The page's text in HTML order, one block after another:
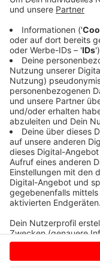
Dass heisst, dass
verstärkt.
Schwerpunkte
im Blick - zum
Altenheimen. Die
gesamte Woche.
Anzeige